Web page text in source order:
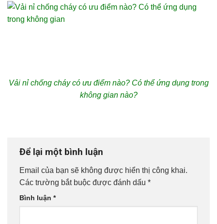
Vải nỉ chống cháy có ưu điểm nào? Có thể ứng dụng trong
không gian nào?
Để lại một bình luận
Email của bạn sẽ không được hiển thị công khai.
Các trường bắt buộc được đánh dấu *
Bình luận *